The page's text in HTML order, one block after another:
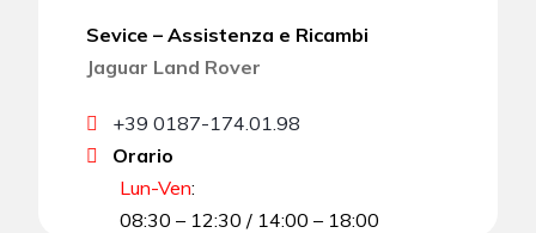
Sevice – Assistenza e Ricambi
Jaguar Land Rover
+39 0187-174.01.98
Orario
Lun-Ven:
08:30 – 12:30 / 14:00 – 18:00